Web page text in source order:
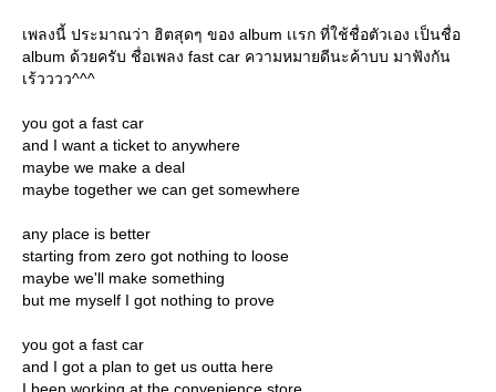
เพลงนี้ ประมาณว่า ฮิตสุดๆ ของ album เเรก ที่ใช้ชื่อตัวเอง เป็นชื่อ
album ด้วยครับ ชื่อเพลง fast car ความหมายดีนะค้าบบ มาฟังกัน
เร้วววว^^^
you got a fast car
and I want a ticket to anywhere
maybe we make a deal
maybe together we can get somewhere
any place is better
starting from zero got nothing to loose
maybe we'll make something
but me myself I got nothing to prove
you got a fast car
and I got a plan to get us outta here